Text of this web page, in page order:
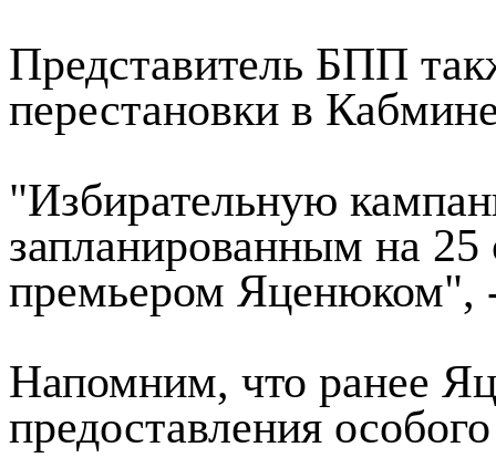
Представитель БПП
перестановки в
"Избирательную
запланированным на
премьером Яценюком",
Напомним, что ранее
предоставления